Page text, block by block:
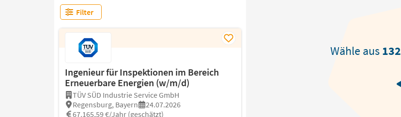
Filter
Ingenieur für Inspektionen im Bereich
Erneuerbare Energien (w/m/d)
TÜV SÜD Industrie Service GmbH
Regensburg, Bayern
24.07.2026
67.165,59 €/Jahr (geschätzt)
Wähle aus132